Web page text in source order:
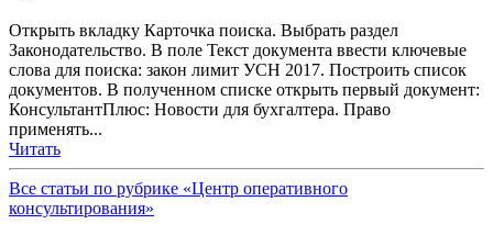
Открыть вкладку Карточка поиска. Выбрать раздел
Законодательство. В поле Текст документа ввести ключевые
слова для поиска: закон лимит УСН 2017. Построить список
документов. В полученном списке открыть первый документ:
КонсультантПлюс: Новости для бухгалтера. Право
применять...
Читать
Все статьи по рубрике «Центр оперативного
консультирования»